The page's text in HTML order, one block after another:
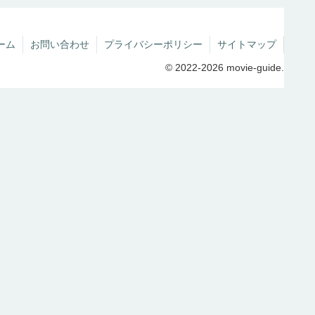
ム お問い合わせ プライバシーポリシー サイトマップ
© 2022-2026 movie-guide.